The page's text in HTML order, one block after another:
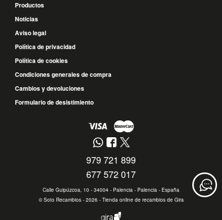
Productos
Noticias
Aviso legal
Política de privacidad
Política de cookies
Condiciones generales de compra
Cambios y devoluciones
Formulario de desistimiento
979 721 899
677 572 017
Calle Guipúzcoa, 10 - 34004 - Palencia - Palencia - España
©Soto Recambios- 2026 - Tienda online de recambios de Gira